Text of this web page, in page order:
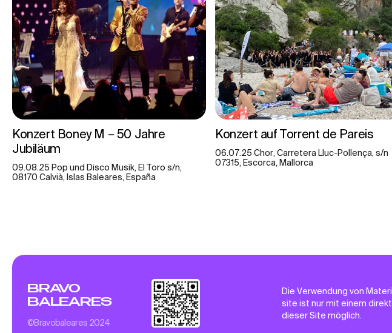
Konzert Boney M – 50 Jahre
Jubiläum
09.08.25 Pop und Disco Musik, El Toro s/n,
08170 Calvià, Islas Baleares, España
Konzert auf Torrent de Pareis
06.07.25 Chor, Carretera Lluc-Pollença, s/n
07315, Escorca, Mallorca
BRAVO
BALEARES
©Bravobaleares 2024
Die Verwendung von
site ist nur mit einem
dieser Site möglich.